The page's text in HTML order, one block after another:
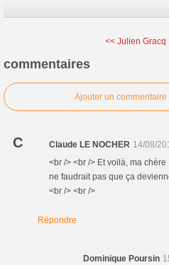
<< Julien Gracq
commentaires
Ajouter un commentaire
C Claude LE NOCHER 14/08/
<br /> <br /> Et voilà, ma
ne faudrait pas que ça
<br /> <br />
Répondre
Dominique Poursin